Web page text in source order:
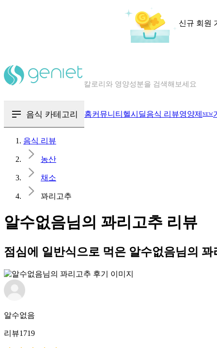
신규 회원
혈당 · 다이어트 음식 검색해보세요
음식 카테고리 홈커뮤니티 헬시딜음식 리뷰영양제 NEW
음식 리뷰
농산
채소
꽈리고추
알수없음님의 꽈리고추 리뷰
점심에 일반식으로 먹은 알수없음님의
알수없음
리뷰1719